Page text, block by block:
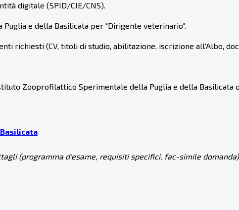
digitale (SPID/CIE/CNS).
e della Basilicata per "Dirigente veterinario".
richiesti (CV, titoli di studio, abilitazione, iscrizione all'Albo,
Zooprofilattico Sperimentale della Puglia e della Basilicata
(programma d'esame, requisiti specifici, fac-simile